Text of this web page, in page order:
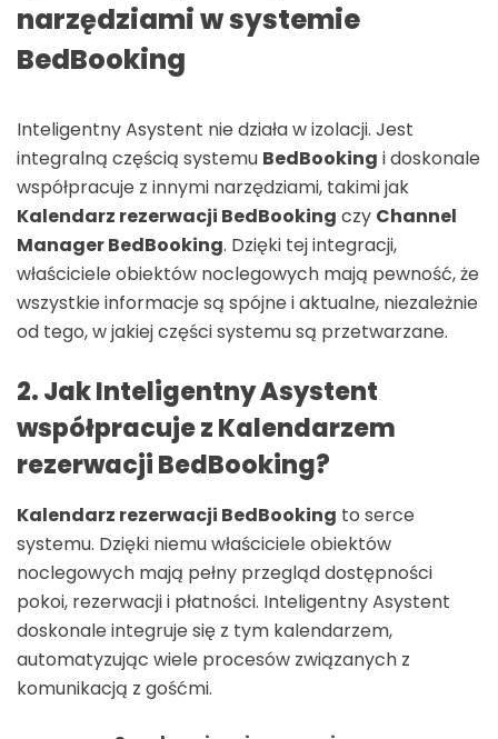
narzędziami w systemie
BedBooking
Inteligentny Asystent nie działa w izolacji. Jest
integralną częścią systemu BedBooking i doskonale
współpracuje z innymi narzędziami, takimi jak
Kalendarz rezerwacji BedBooking czy Channel
Manager BedBooking. Dzięki tej integracji,
właściciele obiektów noclegowych mają pewność, że
wszystkie informacje są spójne i aktualne, niezależnie
od tego, w jakiej części systemu są przetwarzane.
2. Jak Inteligentny Asystent
współpracuje z Kalendarzem
rezerwacji BedBooking?
Kalendarz rezerwacji BedBooking to serce
systemu. Dzięki niemu właściciele obiektów
noclegowych mają pełny przegląd dostępności
pokoi, rezerwacji i płatności. Inteligentny Asystent
doskonale integruje się z tym kalendarzem,
automatyzując wiele procesów związanych z
komunikacją z gośćmi.